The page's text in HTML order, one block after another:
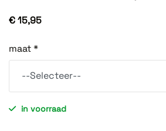
€ 15,95
maat *
in voorraad